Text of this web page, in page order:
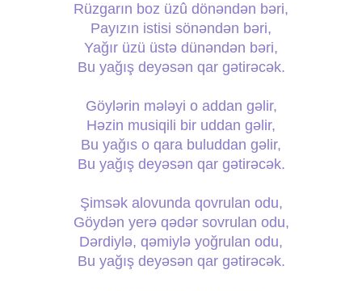
Rüzgarın boz üzû dönəndən bəri,
Payızın istisi sönəndən bəri,
Yağır üzü üstə dünəndən bəri,
Bu yağış deyəsən qar gətirəcək.
Göylərin mələyi o addan gəlir,
Həzin musiqili bir uddan gəlir,
Bu yağıs o qara buluddan gəlir,
Bu yağış deyəsən qar gətirəcək.
Şimsək alovunda qovrulan odu,
Göydən yerə qədər sovrulan odu,
Dərdiylə, qəmiylə yoğrulan odu,
Bu yağış deyəsən qar gətirəcək.